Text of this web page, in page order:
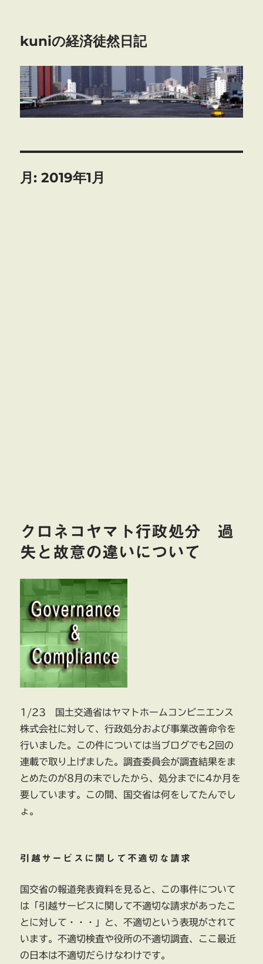
kuniの経済徒然日記
月:2019年1月
クロネコヤマト行政処分 過
失と故意の違いについて
1/23 国土交通省はヤマトホームコンビニエンス
株式会社に対して、行政処分および事業改善命令を
行いました。この件については当ブログでも2回の
連載で取り上げました。調査委員会が調査結果をま
とめたのが8月の末でしたから、処分までに4か月を
要しています。この間、国交省は何をしてたんでし
ょ。
引越サービスに関して不適切な請求
国交省の報道発表資料を見ると、この事件について
は「引越サービスに関して不適切な請求があったこ
とに対して・・・」と、不適切という表現がされて
います。不適切検査や役所の不適切調査、ここ最近
の日本は不適切だらけなわけです。